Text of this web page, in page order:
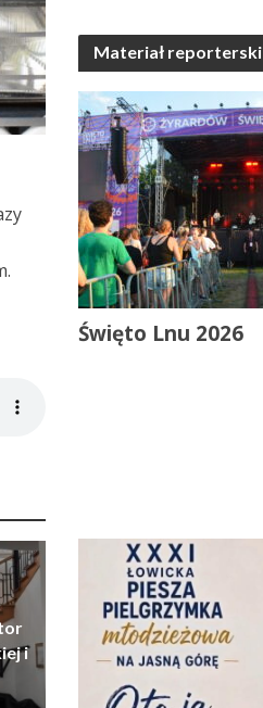
i
Materiał reporterski
Święto Lnu 2026